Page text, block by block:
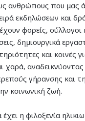
ανθρώπους που μας
εκδηλώσεων και
φορείς, σύλλογοι
δημιουργικά
και κοινές
αναδεικνύοντας
γήρανσης και
κοινωνική ζωή.
έχει η φιλοξενία